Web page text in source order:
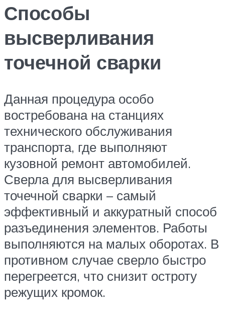
Способы
высверливания
точечной сварки
Данная процедура особо
востребована на станциях
технического обслуживания
транспорта, где выполняют
кузовной ремонт автомобилей.
Сверла для высверливания
точечной сварки – самый
эффективный и аккуратный способ
разъединения элементов. Работы
выполняются на малых оборотах. В
противном случае сверло быстро
перегреется, что снизит остроту
режущих кромок.